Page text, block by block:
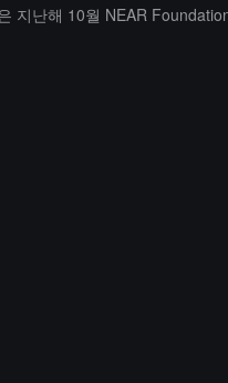
난해 10월 NEAR